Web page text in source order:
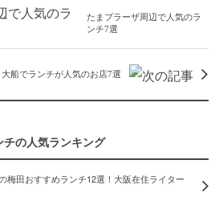
たまプラーザ周辺で人気のラ
ンチ7選
船でランチが人気のお店7選
チの人気ランキング
梅田おすすめランチ12選！大阪在住ライター